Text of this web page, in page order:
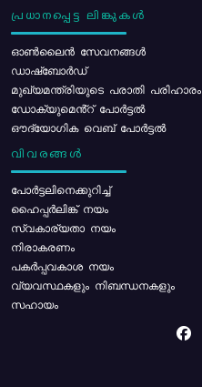
പ്രധാനപ്പെട്ട ലിങ്കുകൾ
ഓൺലൈൻ സേവനങ്ങൾ
ഡാഷ്ബോർഡ്
മുഖ്യമന്ത്രിയുടെ പരാതി പരിഹാരം
ഡോക്യുമെൻ്റ് പോർട്ടൽ
ഔദ്യോഗിക വെബ് പോർട്ടൽ
വിവരങ്ങൾ
പോര്‍ട്ടലിനെക്കുറിച്ച്
ഹൈപ്പർലിങ്ക് നയം
സ്വകാര്യതാ നയം
നിരാകരണം
പകർപ്പവകാശ നയം
വ്യവസ്ഥകളും നിബന്ധനകളും
സഹായം